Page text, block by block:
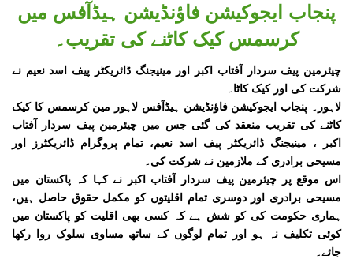
پنجاب ایجوکیشن فاؤنڈیشن ہیڈآفس میں
کرسمس کیک کاٹنے کی تقریب۔
چیئرمین پیف سردار آفتاب اکبر اور مینیجنگ ڈائریکٹر پیف اسد نعیم نے
شرکت کی اور کیک کاٹا۔
لاہور۔ پنجاب ایجوکیشن فاؤنڈیشن ہیڈآفس لاہور مین کرسمس کا کیک
کاٹنے کی تقریب منعقد کی گئی جس میں چیئرمین پیف سردار آفتاب
اکبر ، مینیجنگ ڈائریکٹر پیف اسد نعیم، تمام پروگرام ڈائریکٹرز اور
مسیحی برادری کے ملازمین نے شرکت کی۔
اس موقع پر چیئرمین پیف سردار آفتاب اکبر نے کہا کہ پاکستان میں
مسیحی برادری اور دوسری تمام اقلیتوں کو مکمل حقوق حاصل ہیں،
ہماری حکومت کی کو شش ہے کہ کسی بھی اقلیت کو پاکستان میں
کوئی تکلیف نہ ہو اور تمام لوگوں کے ساتھ مساوی سلوک روا رکھا
جائے۔